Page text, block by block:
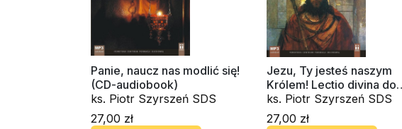
Panie, naucz nas modlić się!
(CD-audiobook)
ks. Piotr Szyrszeń SDS
27,00 zł
Jezu, Ty jesteś naszym
Królem! Lectio divina do
Męki Pańskiej wg św. Jana
(CD-udiobook)
ks. Piotr Szyrszeń SDS
27,00 zł